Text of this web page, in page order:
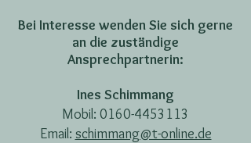
Bei Interesse wenden Sie sich gerne
an die zuständige
Ansprechpartnerin:
​Ines Schimmang
Mobil: 0160-4453113
Email: schimmang@t-online.de